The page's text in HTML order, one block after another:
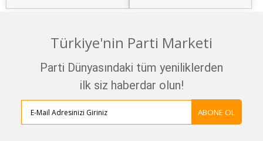
Türkiye'nin Parti Marketi
Parti Dünyasındaki tüm yeniliklerden
ilk siz haberdar olun!
ABONE OL